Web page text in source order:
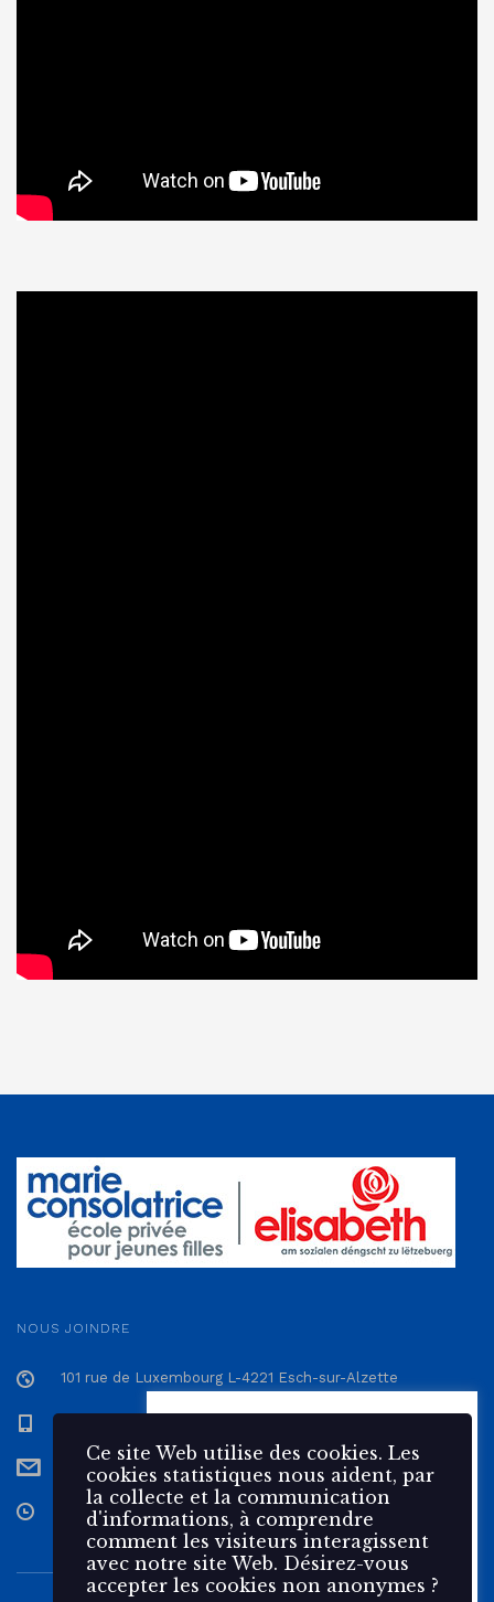
NOUS JOINDRE
101 rue de Luxembourg L-4221 Esch-sur-Alzette
secretariat@epmc.lu
Du Lundi au Vendredi de 7h30 à 17h
cookies. Les cookies statistiques
nous aident, par la collecte et la
communication d'informations,
à comprendre comment les
visiteurs interagissent avec
notre site Web.
Accepter Rejeter
Ce site Web utilise des cookies. Les
cookies statistiques nous aident, par
la collecte et la communication
d'informations, à comprendre
comment les visiteurs interagissent
avec notre site Web. Désirez-vous
accepter les cookies non anonymes ?